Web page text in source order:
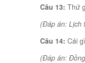
Câu 13: Thứ
(Đáp án: Lịch
Câu 14: Cái
(Đáp án: